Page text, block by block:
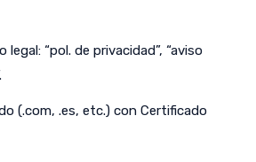
legal: “pol. de privacidad”, “aviso
(.com, .es, etc.) con Certificado